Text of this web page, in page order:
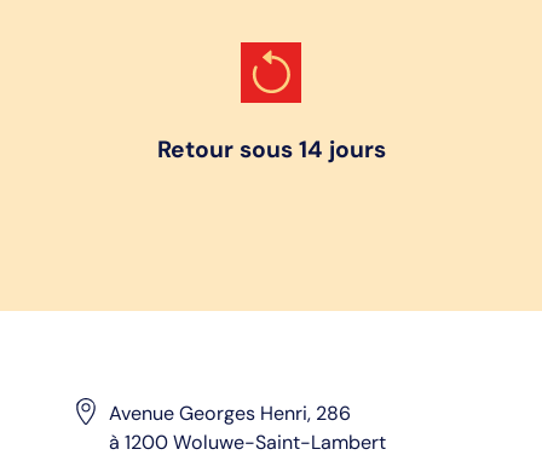
Retour sous 14 jours
Avenue Georges Henri, 286
à 1200 Woluwe-Saint-Lambert